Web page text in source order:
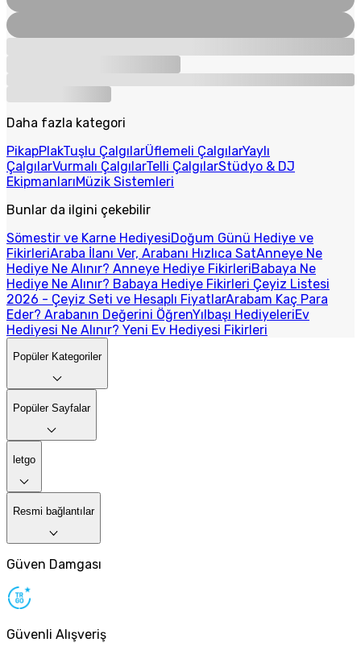
Daha fazla kategori
PikapPlakTuşlu ÇalgılarÜflemeli ÇalgılarYaylı
ÇalgılarVurmalı ÇalgılarTelli ÇalgılarStüdyo & DJ
EkipmanlarıMüzik Sistemleri
Bunlar da ilgini çekebilir
Sömestir ve Karne HediyesiDoğum Günü Hediye ve
FikirleriAraba İlanı Ver, Arabanı Hızlıca SatAnneye Ne
Hediye Ne Alınır? Anneye Hediye FikirleriBabaya Ne
Hediye Ne Alınır? Babaya Hediye Fikirleri Çeyiz Listesi
2026 - Çeyiz Seti ve Hesaplı FiyatlarArabam Kaç Para
Eder? Arabanın Değerini ÖğrenYılbaşı HediyeleriEv
Hediyesi Ne Alınır? Yeni Ev Hediyesi Fikirleri
Popüler Kategoriler
Popüler Sayfalar
letgo
Resmi bağlantılar
Güven Damgası
Güvenli Alışveriş